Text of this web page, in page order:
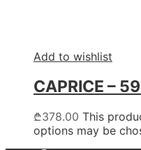
Add to wishlist
CAPRICE –
₾378.00 This
options may be